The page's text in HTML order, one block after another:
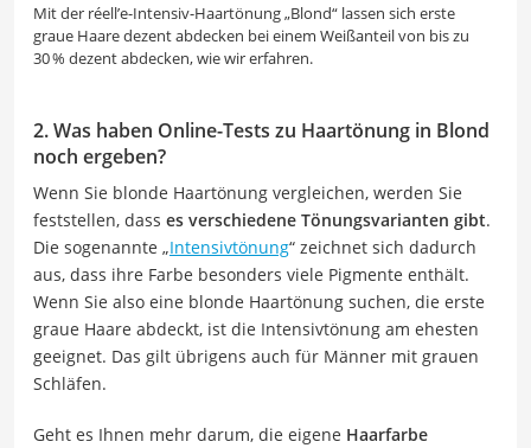
Mit der réell’e-Intensiv-Haartönung „Blond“ lassen sich erste
graue Haare dezent abdecken bei einem Weißanteil von bis zu
30 % dezent abdecken, wie wir erfahren.
2. Was haben Online-Tests zu Haartönung in Blond
noch ergeben?
Wenn Sie blonde Haartönung vergleichen, werden Sie
feststellen, dass es verschiedene Tönungsvarianten gibt.
Die sogenannte „Intensivtönung“ zeichnet sich dadurch
aus, dass ihre Farbe besonders viele Pigmente enthält.
Wenn Sie also eine blonde Haartönung suchen, die erste
graue Haare abdeckt, ist die Intensivtönung am ehesten
geeignet. Das gilt übrigens auch für Männer mit grauen
Schläfen.
Geht es Ihnen mehr darum, die eigene Haarfarbe